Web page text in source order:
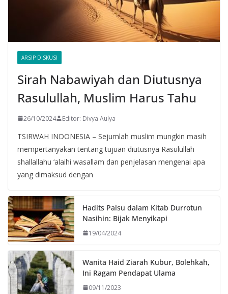
ARSIP DISKUSI
Sirah Nabawiyah dan Diutusnya
Rasulullah, Muslim Harus Tahu
26/10/2024 Editor: Divya Aulya
TSIRWAH INDONESIA – Sejumlah muslim mungkin masih
mempertanyakan tentang tujuan diutusnya Rasulullah
shallallahu ‘alaihi wasallam dan penjelasan mengenai apa
yang dimaksud dengan
Hadits Palsu dalam Kitab Durrotun
Nasihin: Bijak Menyikapi
19/04/2024
Wanita Haid Ziarah Kubur, Bolehkah,
Ini Ragam Pendapat Ulama
09/11/2023